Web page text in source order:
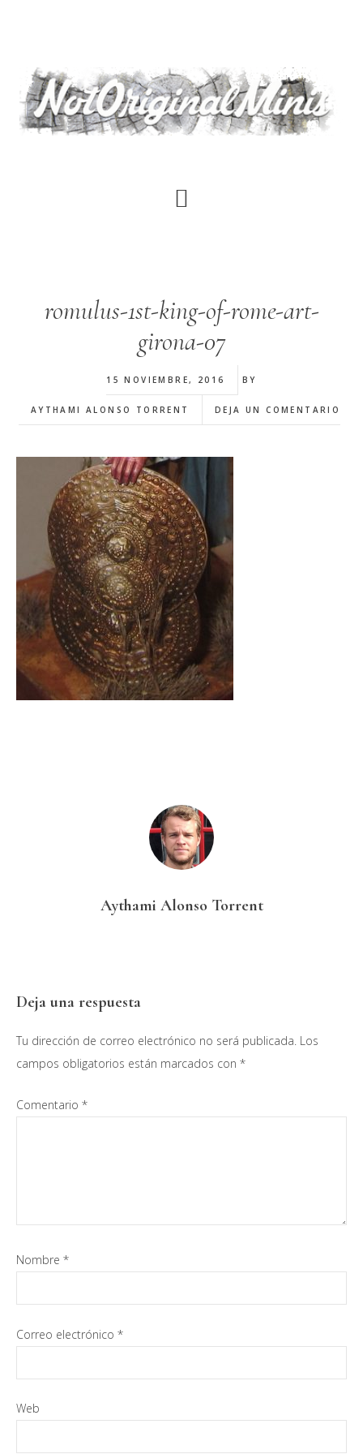
principal
romulus-1st-king-of-rome-art-
girona-07
15 NOVIEMBRE, 2016 BY
AYTHAMI ALONSO TORRENT DEJA UN COMENTARIO
Aythami Alonso Torrent
Interacciones
con
los
Deja una respuesta
Tu dirección de correo electrónico no será publicada. Los
campos obligatorios están marcados con *
Comentario *
Nombre *
Correo electrónico *
Web